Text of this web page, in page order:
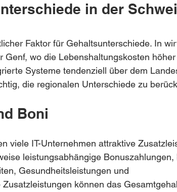
in der
Faktor für Gehaltsunterschiede. In
Genf, wo die Lebenshaltungskosten
Systeme tendenziell über dem
die regionalen Unterschiede zu
Boni
viele IT-Unternehmen attraktive
leistungsabhängige
Gesundheitsleistungen und
können das